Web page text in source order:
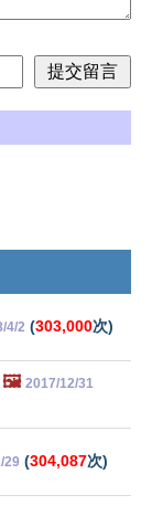
4/2 (303,000次)
🖼️ 2017/12/31
29 (304,087次)